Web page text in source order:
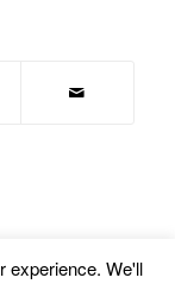
experience. We'll